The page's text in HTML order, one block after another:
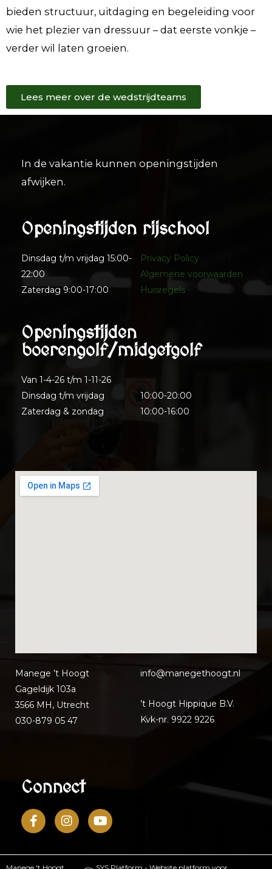
bieden structuur, uitdaging en begeleiding voor
wie het plezier van dressuur – dat eerste vonkje –
verder wil laten groeien.
Lees meer over de wedstrijdteams
In de vakantie kunnen openingstijden
afwijken.
Openingstijden rijschool
Dinsdag t/m vrijdag 15:00-
22:00
Zaterdag 9:00-17:00
Privacy Policy
Algemene voorwaarden
Huisregels
Openingstijden
boerengolf/midgetgolf
Van 1-4-26 t/m 1-11-26
Dinsdag t/m vrijdag
Zaterdag & zondag
10:00-20:00
10:00-16:00
Manege ’t Hoogt
Gageldijk 103a
3566 MH, Utrecht
030-879 05 47
info@manegethoogt.nl
’t Hoogt Hippique B.V.
Kvk-nr. 9922 9226
Connect